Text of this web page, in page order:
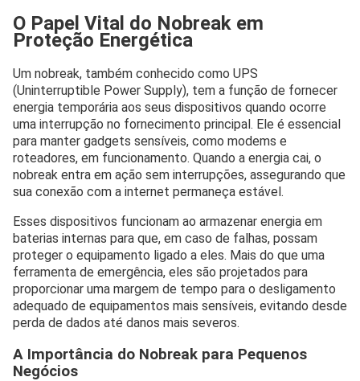
O Papel Vital do Nobreak em
Proteção Energética
Um nobreak, também conhecido como UPS
(Uninterruptible Power Supply), tem a função de fornecer
energia temporária aos seus dispositivos quando ocorre
uma interrupção no fornecimento principal. Ele é essencial
para manter gadgets sensíveis, como modems e
roteadores, em funcionamento. Quando a energia cai, o
nobreak entra em ação sem interrupções, assegurando que
sua conexão com a internet permaneça estável.
Esses dispositivos funcionam ao armazenar energia em
baterias internas para que, em caso de falhas, possam
proteger o equipamento ligado a eles. Mais do que uma
ferramenta de emergência, eles são projetados para
proporcionar uma margem de tempo para o desligamento
adequado de equipamentos mais sensíveis, evitando desde
perda de dados até danos mais severos.
A Importância do Nobreak para Pequenos
Negócios